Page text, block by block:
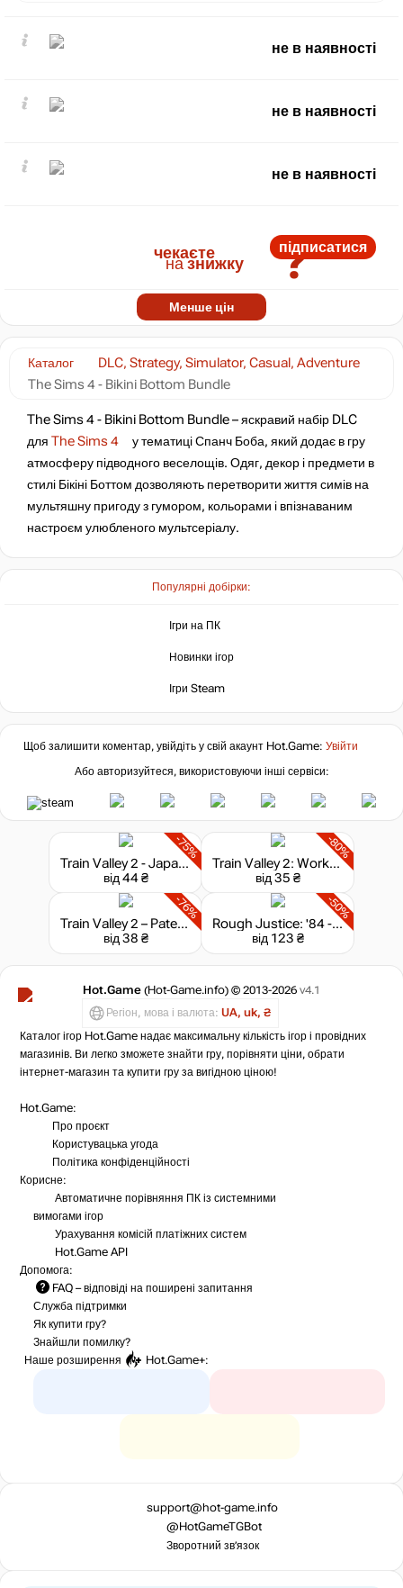
Популярні добірки:
Ігри на ПК
Новинки ігор
Ігри Steam
Каталог
DLC, Strategy, Simulator, Casual, Adventure
The Sims 4 - Bikini Bottom Bundle
The Sims 4 - Bikini Bottom Bundle – яскравий набір DLC
для The Sims 4
у тематиці Спанч Боба, який додає в гру
атмосферу підводного веселощів. Одяг, декор і предмети в
стилі Бікіні Боттом дозволяють перетворити життя симів на
мультяшну пригоду з гумором, кольорами і впізнаваним
настроєм улюбленого мультсеріалу.
не в наявності
не в наявності
не в наявності
?
чекаєте
назнижку
підписатися
Менше цін
Щоб залишити коментар, увійдіть у свій акаунт Hot.Game: Увійти
Або авторизуйтеся, використовуючи інші сервіси:
-75%
Train Valley 2 - Japanese Trails
від 44 ₴
-80%
Train Valley 2: Workshop Gems - Ruby
від 35 ₴
-76%
Train Valley 2 – Patent Pending
від 38 ₴
-50%
Rough Justice: '84 - Supporter Pack
від 123 ₴
Hot.Game (Hot-Game.info) © 2013-2026 v4.1
Регіон, мова і валюта: UA, uk, ₴
Каталог ігор Hot.Game надає максимальну кількість ігор і провідних
магазинів. Ви легко зможете знайти гру, порівняти ціни, обрати
інтернет-магазин та купити гру за вигідною ціною!
Hot.Game:
Про проєкт
Користувацька угода
Політика конфіденційності
Корисне:
Автоматичне порівняння ПК із системними
вимогами ігор
Урахування комісій платіжних систем
Hot.Game API
Допомога:
FAQ – відповіді на поширені запитання
Служба підтримки
Як купити гру?
Знайшли помилку?
Наше розширення
Hot.Game+:
support@hot-game.info
@HotGameTGBot
Зворотний зв’язок